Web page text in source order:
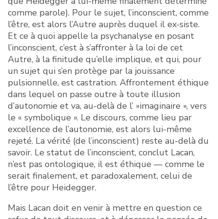
comme parole). Pour le sujet, l’inconscient, comme
l’être, est alors l’Autre auprès duquel il ex-siste.
Et ce à quoi appelle la psychanalyse en posant
l’inconscient, c’est à s’affronter à la loi de cet
Autre, à la finitude qu’elle implique, et qui, pour
un sujet qui s’en protège par la jouissance
pulsionnelle, est castration. Affrontement éthique
dans lequel on passe outre à toute illusion
d’autonomie et va, au-delà de l’ »imaginaire », vers
le « symbolique ». Le discours, comme lieu par
excellence de l’autonomie, est alors lui-même
rejeté. La vérité (de l’inconscient) reste au-delà du
savoir. Le statut de l’inconscient, conclut Lacan,
n’est pas ontologique, il est éthique — comme le
serait finalement, et paradoxalement, celui de
l’être pour Heidegger.
Mais Lacan doit en venir à mettre en question ce